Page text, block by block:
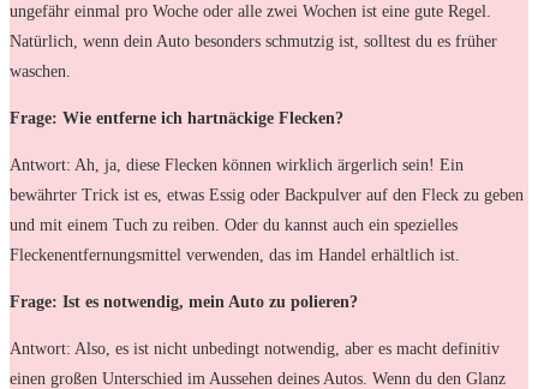
ungefähr einmal pro Woche oder alle zwei Wochen ist eine gute Regel.
Natürlich, wenn dein Auto besonders schmutzig ist, solltest du es früher
waschen.
Frage: Wie entferne ich hartnäckige Flecken?
Antwort: Ah, ja, diese Flecken können wirklich ärgerlich sein! Ein
bewährter Trick ist es, etwas Essig oder Backpulver auf den Fleck zu geben
und mit einem Tuch zu reiben. Oder du kannst auch ein spezielles
Fleckenentfernungsmittel verwenden, das im Handel erhältlich ist.
Frage: Ist es notwendig, mein Auto zu polieren?
Antwort: Also, es ist nicht unbedingt notwendig, aber es macht definitiv
einen großen Unterschied im Aussehen deines Autos. Wenn du den Glanz